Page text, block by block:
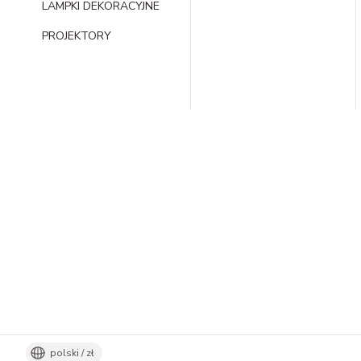
LAMPKI DEKORACYJNE
PROJEKTORY
polski / zł